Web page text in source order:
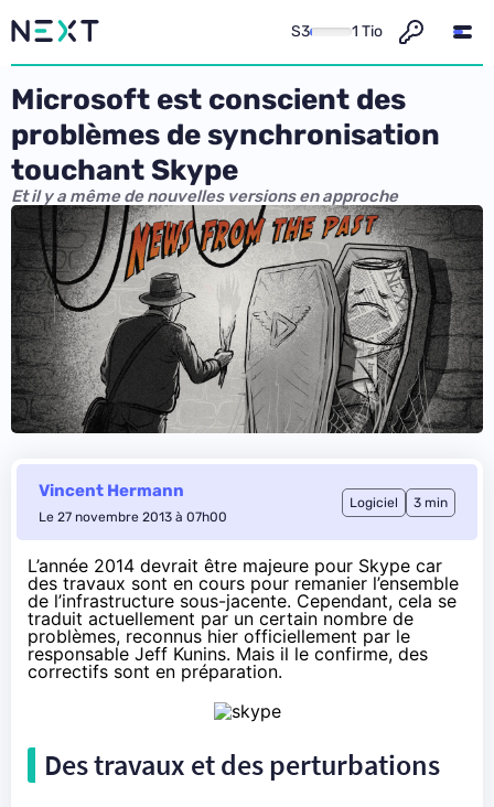
S3 1 Tio
Microsoft est conscient des
problèmes de synchronisation
touchant Skype
Et il y a même de nouvelles versions en approche
Vincent Hermann
Le 27 novembre 2013 à 07h00
Logiciel 3 min
L’année 2014 devrait être majeure pour Skype car
des travaux sont en cours pour remanier l’ensemble
de l’infrastructure sous-jacente. Cependant, cela se
traduit actuellement par un certain nombre de
problèmes, reconnus hier officiellement par le
responsable Jeff Kunins. Mais il le confirme, des
correctifs sont en préparation.
Des travaux et des perturbations